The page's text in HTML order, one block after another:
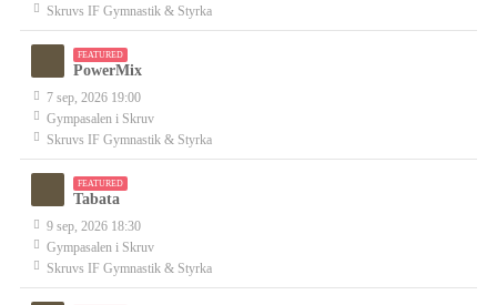
Skruvs IF Gymnastik & Styrka
FEATURED
PowerMix
7 sep, 2026 19:00
Gympasalen i Skruv
Skruvs IF Gymnastik & Styrka
FEATURED
Tabata
9 sep, 2026 18:30
Gympasalen i Skruv
Skruvs IF Gymnastik & Styrka